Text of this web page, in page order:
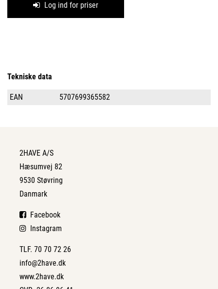
Log ind for priser
Tekniske data
EAN 5707699365582
2HAVE A/S
Hæsumvej 82
9530 Støvring
Danmark
Facebook
Instagram
TLF. 70 70 72 26
info@2have.dk
www.2have.dk